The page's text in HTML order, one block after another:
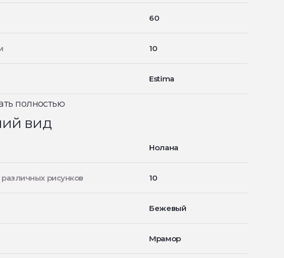
60
10
Estima
полностью
вид
Нолана
рисунков 10
Бежевый
Мрамор